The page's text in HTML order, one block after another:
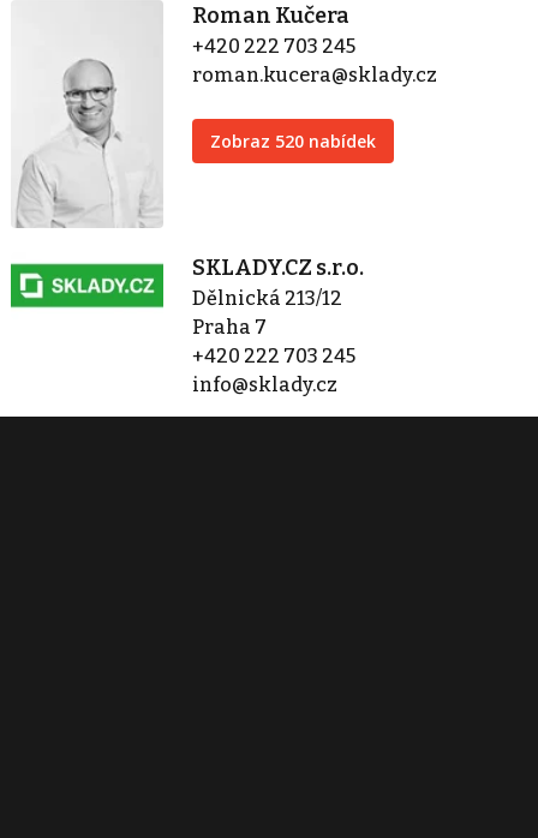
Roman Kučera
+420 222 703 245
roman.kucera@sklady.cz
Zobraz 520 nabídek
SKLADY.CZ s.r.o.
Dělnická 213/12
Praha 7
+420 222 703 245
info@sklady.cz